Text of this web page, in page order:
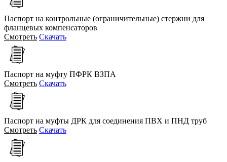
Паспорт на контрольные (ограничительные) стержни для
фланцевых компенсаторов
Смотреть Скачать
Паспорт на муфту ПФРК ВЗПА
Смотреть Скачать
Паспорт на муфты ДРК для соединения ПВХ и ПНД труб
Смотреть Скачать